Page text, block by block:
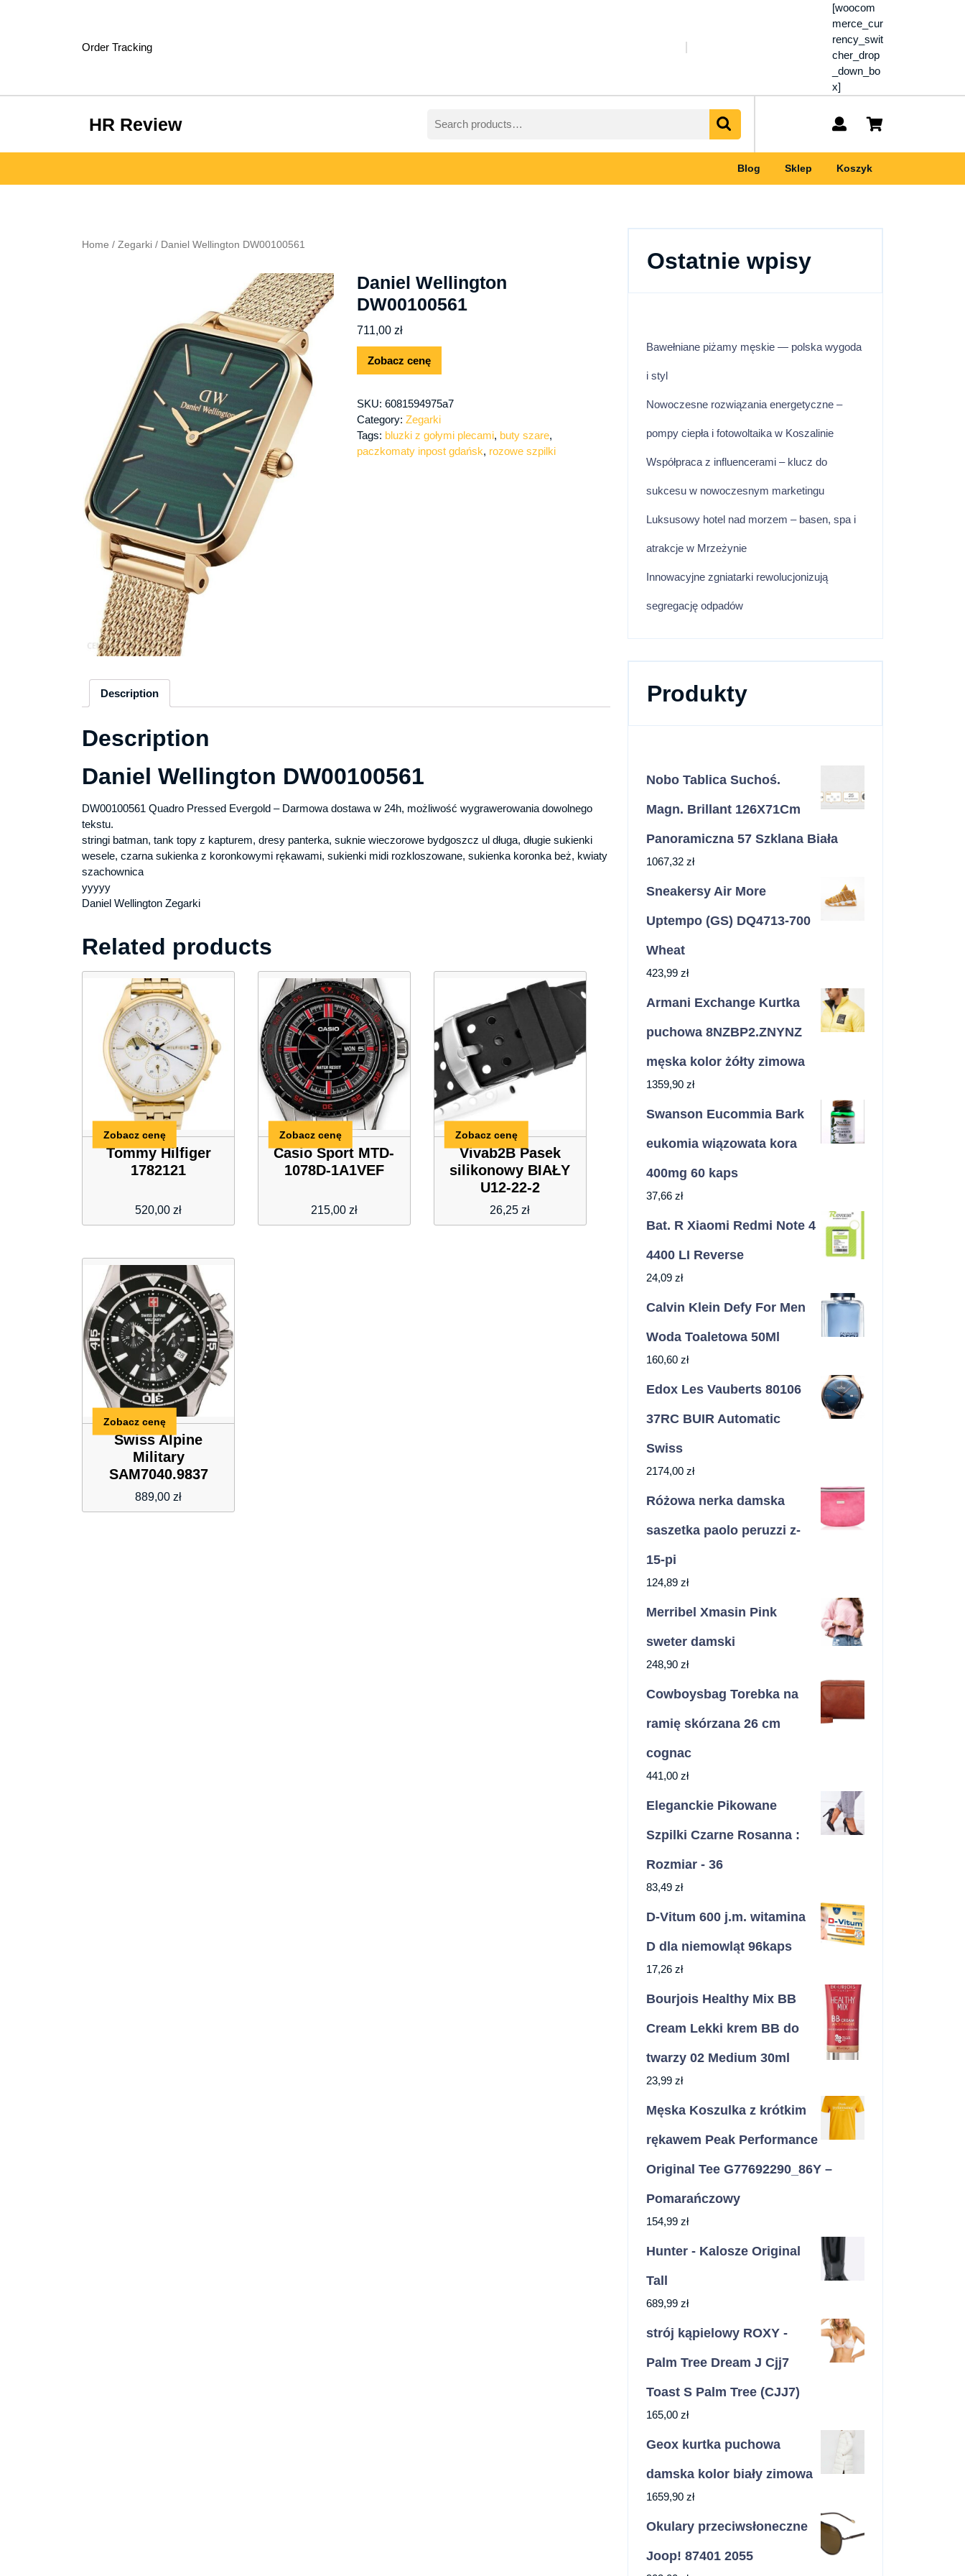
Order Tracking
[woocom
merce_cur
rency_swit
cher_drop
_down_bo
x]
HR Review
for:
My
Blog Sklep Koszyk
Home / Zegarki / Daniel Wellington DW00100561
Daniel Wellington
DW00100561
711,00 zł
Zobacz cenę
SKU: 6081594975a7
Category: Zegarki
Tags: bluzki z gołymi plecami, buty szare,
paczkomaty inpost gdańsk, rozowe szpilki
Description
Description
Daniel Wellington DW00100561
DW00100561 Quadro Pressed Evergold – Darmowa dostawa w 24h, możliwość wygrawerowania dowolnego
tekstu.
stringi batman, tank topy z kapturem, dresy panterka, suknie wieczorowe bydgoszcz ul długa, długie sukienki
wesele, czarna sukienka z koronkowymi rękawami, sukienki midi rozkloszowane, sukienka koronka beż, kwiaty
szachownica
yyyyy
Daniel Wellington Zegarki
Related products
Tommy Hilfiger
1782121
520,00 zł
Zobacz cenę
Casio Sport MTD-
1078D-1A1VEF
215,00 zł
Zobacz cenę
Vivab2B Pasek
silikonowy BIAŁY
U12-22-2
26,25zł
Zobacz cenę
Swiss Alpine
Military
SAM7040.9837
889,00 zł
Zobacz cenę
Ostatnie wpisy
Bawełniane piżamy męskie — polska wygoda
i styl
Nowoczesne rozwiązania energetyczne –
pompy ciepła i fotowoltaika w Koszalinie
Współpraca z influencerami – klucz do
sukcesu w nowoczesnym marketingu
Luksusowy hotel nad morzem – basen, spa i
atrakcje w Mrzeżynie
Innowacyjne zgniatarki rewolucjonizują
segregację odpadów
Produkty
Nobo Tablica Suchoś.
Magn. Brillant 126X71Cm
Panoramiczna 57 Szklana Biała
1067,32 zł
Sneakersy Air More
Uptempo (GS) DQ4713-700
Wheat
423,99 zł
Armani Exchange Kurtka
puchowa 8NZBP2.ZNYNZ
męska kolor żółty zimowa
1359,90 zł
Swanson Eucommia Bark
eukomia wiązowata kora
400mg 60 kaps
37,66 zł
Bat. R Xiaomi Redmi Note 4
4400 LI Reverse
24,09 zł
Calvin Klein Defy For Men
Woda Toaletowa 50Ml
160,60 zł
Edox Les Vauberts 80106
37RC BUIR Automatic
Swiss
2174,00 zł
Różowa nerka damska
saszetka paolo peruzzi z-
15-pi
124,89 zł
Merribel Xmasin Pink
sweter damski
248,90 zł
Cowboysbag Torebka na
ramię skórzana 26 cm
cognac
441,00 zł
Eleganckie Pikowane
Szpilki Czarne Rosanna :
Rozmiar - 36
83,49 zł
D-Vitum 600 j.m. witamina
D dla niemowląt 96kaps
17,26 zł
Bourjois Healthy Mix BB
Cream Lekki krem BB do
twarzy 02 Medium 30ml
23,99 zł
Męska Koszulka z krótkim
rękawem Peak Performance
Original Tee G77692290_86Y –
Pomarańczowy
154,99 zł
Hunter - Kalosze Original
Tall
689,99 zł
strój kąpielowy ROXY -
Palm Tree Dream J Cjj7
Toast S Palm Tree (CJJ7)
165,00 zł
Geox kurtka puchowa
damska kolor biały zimowa
1659,90 zł
Okulary przeciwsłoneczne
Joop! 87401 2055